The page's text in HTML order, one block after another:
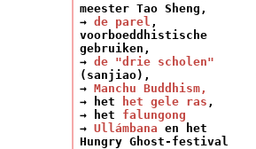
meester Tao Sheng,
→ de parel ,
voorboeddhistische
gebruiken,
→ de "drie scholen"
(sanjiao),
→ Manchu Buddhism,
→ het
het gele ras ,
→ het falungong
→ Ullámbana en het
Hungry Ghost-festival